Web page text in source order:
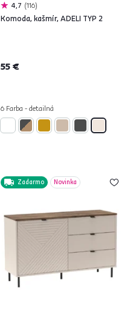
4,7 116
Komoda, kašmír, ADELI TYP 2
55 €
6 Farba - detailná
Zadarmo Novinka